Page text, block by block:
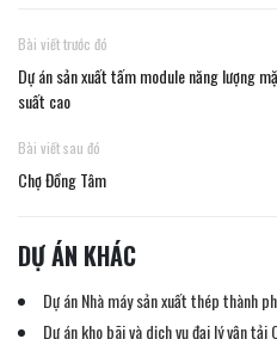
Bài viết trước đó
Dự án sản xuất tấm module năng lượng
suất cao
Bài viết sau đó
Chợ Đồng Tâm
DỰ ÁN KHÁC
Dự án Nhà máy sản xuất thép thành
Dự án kho bãi và dịch vụ đại lý vận tải